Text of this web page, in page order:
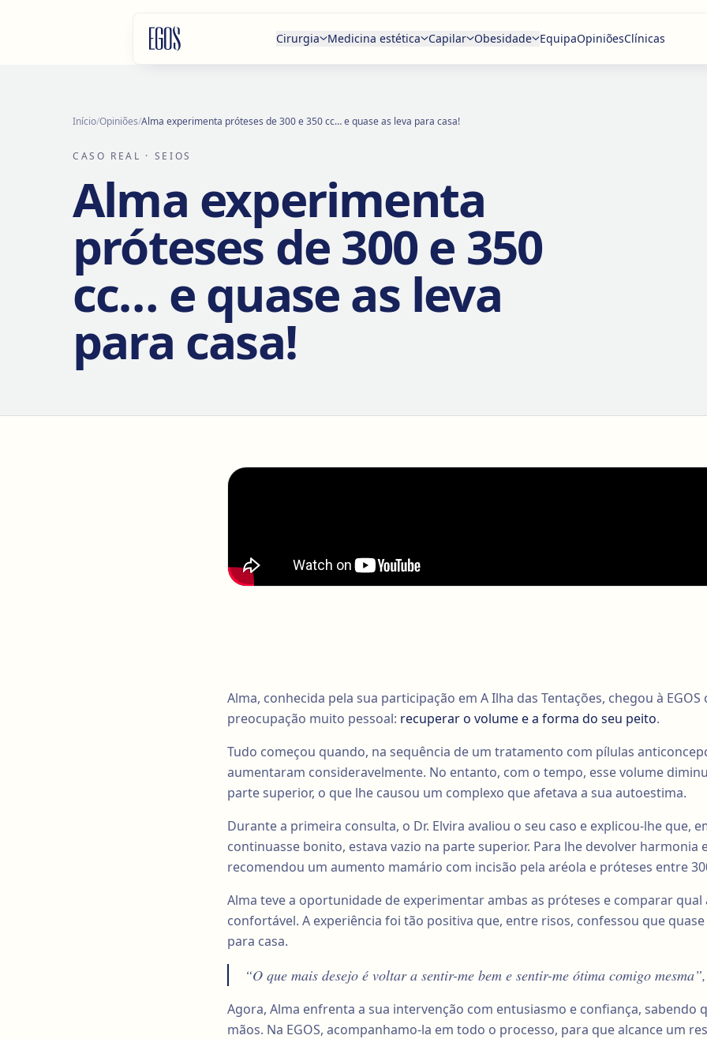
Cirurgia Medicina estética Capilar Obesidade EquipaOpiniõesClínicas
Início/Opiniões/Alma experimenta próteses de 300 e 350 cc… e quase as leva para casa!
CASO REAL · SEIOS
Alma experimenta
próteses de 300 e 350
cc… e quase as leva
para casa!
Alma, conhecida pela sua participação em A Ilha das Tentações, chegou à EGOS
preocupação muito pessoal: recuperar o volume e a forma do seu peito.
Tudo começou quando, na sequência de um tratamento com pílulas
aumentaram consideravelmente. No entanto, com o tempo, esse volume
parte superior, o que lhe causou um complexo que afetava a sua autoestima.
Durante a primeira consulta, o Dr. Elvira avaliou o seu caso e explicou-lhe que,
continuasse bonito, estava vazio na parte superior. Para lhe devolver harmonia
recomendou um aumento mamário com incisão pela aréola e próteses entre
Alma teve a oportunidade de experimentar ambas as próteses e comparar qual
confortável. A experiência foi tão positiva que, entre risos, confessou que
para casa.
“O que mais desejo é voltar a sentir-me bem e sentir-me ótima comigo
Agora, Alma enfrenta a sua intervenção com entusiasmo e confiança, sabendo
mãos. Na EGOS, acompanhamo-la em todo o processo, para que alcance um